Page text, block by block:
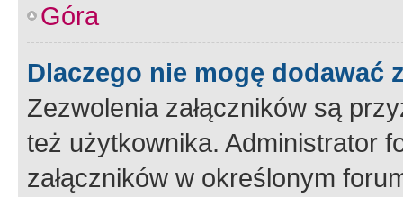
Góra
Dlaczego nie mogę dodawać
Zezwolenia załączników są
też użytkownika. Administrator
załączników w określonym